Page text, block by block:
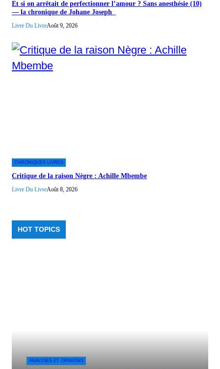
Et si on arrêtait de perfectionner l’amour ? Sans anesthésie (10)
— la chronique de Johane Joseph
Livre Du LivreAoût 9, 2026
CHRONIQUES LIVRES
Critique de la raison Nègre : Achille Mbembe
Livre Du LivreAoût 8, 2026
HOT TOPICS
ANALYSES ET OPINIONS